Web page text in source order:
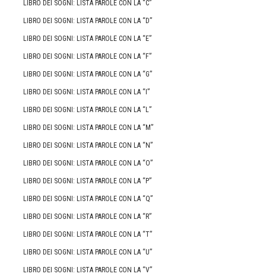
LIBRO DEI SOGNI: LISTA PAROLE CON LA “C”
LIBRO DEI SOGNI: LISTA PAROLE CON LA “D”
LIBRO DEI SOGNI: LISTA PAROLE CON LA “E”
LIBRO DEI SOGNI: LISTA PAROLE CON LA “F”
LIBRO DEI SOGNI: LISTA PAROLE CON LA “G”
LIBRO DEI SOGNI: LISTA PAROLE CON LA “I”
LIBRO DEI SOGNI: LISTA PAROLE CON LA “L”
LIBRO DEI SOGNI: LISTA PAROLE CON LA “M”
LIBRO DEI SOGNI: LISTA PAROLE CON LA “N”
LIBRO DEI SOGNI: LISTA PAROLE CON LA “O”
LIBRO DEI SOGNI: LISTA PAROLE CON LA “P”
LIBRO DEI SOGNI: LISTA PAROLE CON LA “Q”
LIBRO DEI SOGNI: LISTA PAROLE CON LA “R”
LIBRO DEI SOGNI: LISTA PAROLE CON LA “T”
LIBRO DEI SOGNI: LISTA PAROLE CON LA “U”
LIBRO DEI SOGNI: LISTA PAROLE CON LA “V”